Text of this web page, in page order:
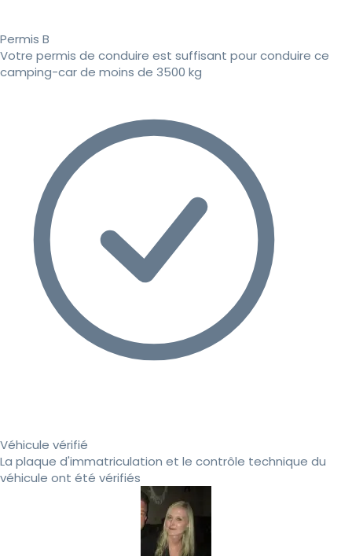
Permis B
Votre permis de conduire est suffisant pour conduire ce
camping-car de moins de 3500 kg
Véhicule vérifié
La plaque d'immatriculation et le contrôle technique du
véhicule ont été vérifiés